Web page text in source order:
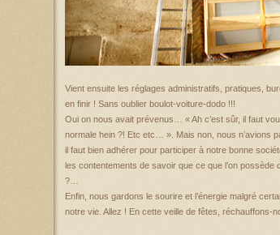
Vient ensuite les réglages administratifs, pratiques,
en finir ! Sans oublier boulot-voiture-dodo !!!
Oui on nous avait prévenus… « Ah c’est sûr, il faut
normale hein ?! Etc etc… ». Mais non, nous n’avions
il faut bien adhérer pour participer à notre bonne
les contentements de savoir que ce que l’on possède
?…
Enfin, nous gardons le sourire et l’énergie malgré
notre vie. Allez ! En cette veille de fêtes, réchauffons-